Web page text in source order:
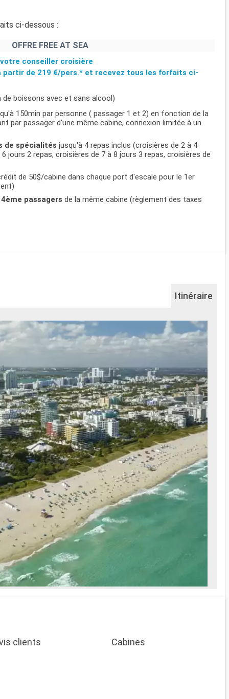
ci-dessous :
OFFRE FREE AT SEA
conseiller croisière
partir de 219 €/pers.* et recevez tous les forfaits ci-
de boissons avec et sans alcool)
150min par personne ( passager 1 et 2) en fonction de la
par passager d'une même cabine, connexion limitée à un
de spécialités jusqu'à 4 repas inclus (croisières de 2 à 4
jours 2 repas, croisières de 7 à 8 jours 3 repas, croisières de
de 50$/cabine dans chaque port d'escale pour le 1er
passagers de la même cabine (règlement des taxes
Itinéraire
clients Cabines